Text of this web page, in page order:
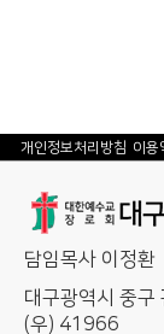
개인정보처리방침 이용
담임목사 이정환
대구광역시 중
(우) 41966